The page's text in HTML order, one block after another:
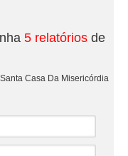
5 relatórios de
Casa Da Misericórdia